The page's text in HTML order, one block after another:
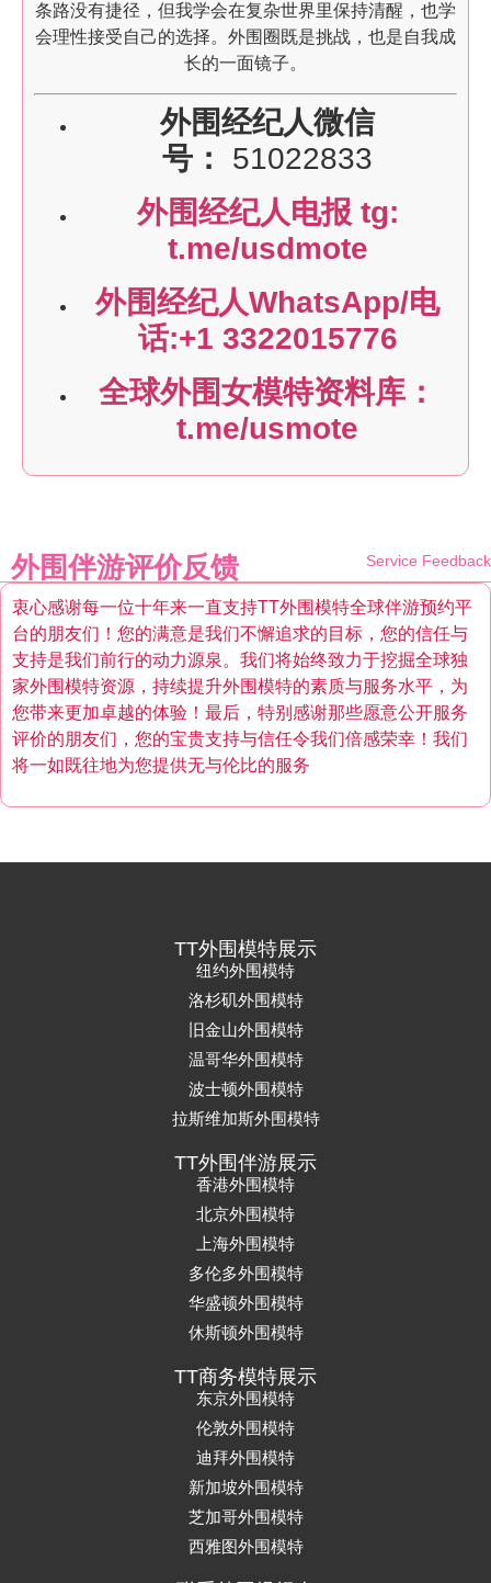
条路没有捷径，但我学会在复杂世界里保持清醒，也学
会理性接受自己的选择。外围圈既是挑战，也是自我成
长的一面镜子。
外围经纪人微信
号：
51022833
外围经纪人电报 tg:
t.me/usdmote
外围经纪人WhatsApp/电
话:+1 3322015776
全球外围女模特资料库：
t.me/usmote
外围伴游评价反馈 Service Feedback
衷心感谢每一位十年来一直支持TT外围模特全球伴游预约平
台的朋友们！您的满意是我们不懈追求的目标，您的信任与
支持是我们前行的动力源泉。我们将始终致力于挖掘全球独
家外围模特资源，持续提升外围模特的素质与服务水平，为
您带来更加卓越的体验！最后，特别感谢那些愿意公开服务
评价的朋友们，您的宝贵支持与信任令我们倍感荣幸！我们
将一如既往地为您提供无与伦比的服务
TT外围模特展示
纽约外围模特
洛杉矶外围模特
旧金山外围模特
温哥华外围模特
波士顿外围模特
拉斯维加斯外围模特
TT外围伴游展示
香港外围模特
北京外围模特
上海外围模特
多伦多外围模特
华盛顿外围模特
休斯顿外围模特
TT商务模特展示
东京外围模特
伦敦外围模特
迪拜外围模特
新加坡外围模特
芝加哥外围模特
西雅图外围模特